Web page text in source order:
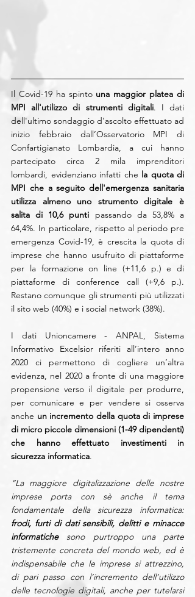
Il Covid-19 ha spinto una maggior platea di
MPI all'utilizzo di strumenti digitali. I dati
dell'ultimo sondaggio d'ascolto effettuato ad
inizio febbraio dall’Osservatorio MPI di
Confartigianato Lombardia, a cui hanno
partecipato circa 2 mila imprenditori
lombardi, evidenziano infatti che la quota di
MPI che a seguito dell'emergenza sanitaria
utilizza almeno uno strumento digitale è
salita di 10,6 punti passando da 53,8% a
64,4%. In particolare, rispetto al periodo pre
emergenza Covid-19, è crescita la quota di
imprese che hanno usufruito di piattaforme
per la formazione on line (+11,6 p.) e di
piattaforme di conference call (+9,6 p.).
Restano comunque gli strumenti più utilizzati
il sito web (40%) e i social network (38%).
I dati Unioncamere - ANPAL, Sistema
Informativo Excelsior riferiti all’intero anno
2020 ci permettono di cogliere un’altra
evidenza, nel 2020 a fronte di una maggiore
propensione verso il digitale per produrre,
per comunicare e per vendere si osserva
anche un incremento della quota di imprese
di micro piccole dimensioni (1-49 dipendenti)
che hanno effettuato investimenti in
sicurezza informatica.
“La maggiore digitalizzazione delle nostre
imprese porta con sè anche il tema
frodi, furti di dati sensibili, delitti e minacce
informatiche sono purtroppo una parte
tristemente concreta del mondo web, ed è
indispensabile che le imprese si attrezzino,
di pari passo con l’incremento dell’utilizzo
delle tecnologie digitali, anche per tutelarsi